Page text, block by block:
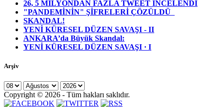
26, 5 MİLYONDAN FAZLA TWEET İNCELENDİ
"PANDEMİNİN" ŞİFRELERİ ÇÖZÜLDÜ
SKANDAL!
YENİ KÜRESEL DÜZEN SAVAŞI - II
ANKARA’da Büyük Skandal:
YENİ KÜRESEL DÜZEN SAVAŞI · I
Arşiv
Copyright © 2026 - Tüm hakları saklıdır.